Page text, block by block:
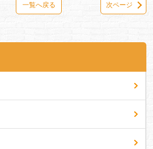
一覧へ戻る 次ページ